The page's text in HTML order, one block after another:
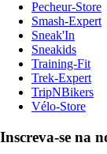
Pecheur-Store
Smash-Expert
Sneak'In
Sneakids
Training-Fit
Trek-Expert
TripNBikers
Vélo-Store
Inscreva-se na